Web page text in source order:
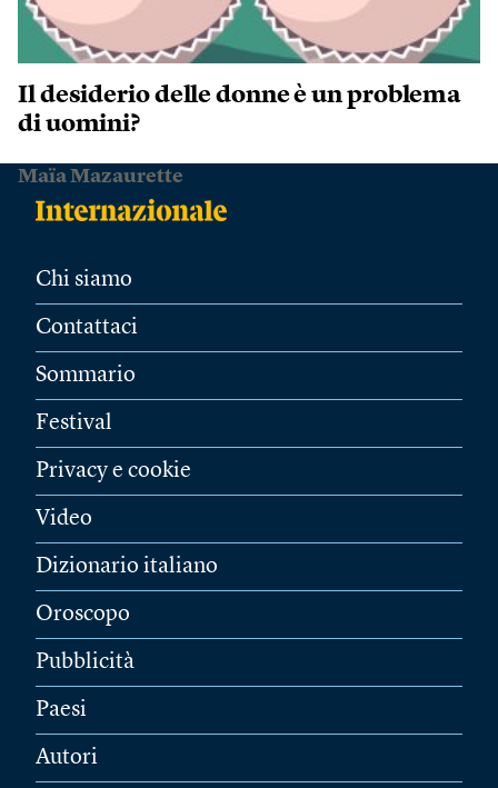
Il desiderio delle donne è un problema
di uomini?
Maïa Mazaurette
Chi siamo
Contattaci
Sommario
Festival
Privacy e cookie
Video
Dizionario italiano
Oroscopo
Pubblicità
Paesi
Autori